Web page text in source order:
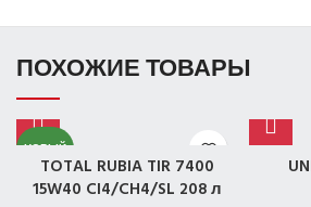
ПОХОЖИЕ ТОВАРЫ
НОВЫЙ
208 ЛИТРОВ
TOTAL RUBIA TIR 7400
15W40 CI4/CH4/SL 208 л